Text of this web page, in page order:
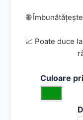
🌐 Îmbunătățește
📈 Poate duce
Culoare